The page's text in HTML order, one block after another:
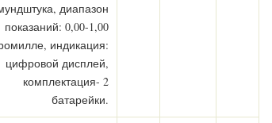
диапазон
показаний: 0,00-1,00
индикация:
цифровой дисплей,
комплектация- 2
батарейки.